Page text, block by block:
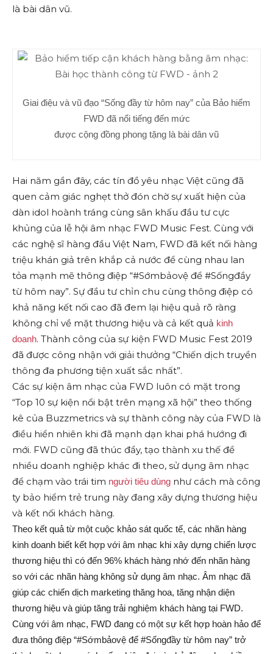
là bài dân vũ.
Giai điệu và vũ đạo “Sống đầy từ hôm nay” của Bảo hiểm
FWD đã nổi tiếng đến mức
được cộng đồng phong tặng là bài dân vũ
Hai năm gần đây, các tín đồ yêu nhạc Việt cũng đã
quen cảm giác nghẹt thở đón chờ sự xuất hiện của
dàn idol hoành tráng cùng sân khấu đầu tư cực
khủng của lễ hội âm nhạc FWD Music Fest. Cùng với
các nghệ sĩ hàng đầu Việt Nam, FWD đã kết nối hàng
triệu khán giả trên khắp cả nước để cùng nhau lan
tỏa mạnh mẽ thông điệp “#Sớmbảovệ để #Sốngđầy
từ hôm nay”. Sự đầu tư chỉn chu cùng thông điệp có
khả năng kết nối cao đã đem lại hiệu quả rõ ràng
không chỉ về mặt thương hiệu và cả kết quả kinh
doanh. Thành công của sự kiện FWD Music Fest 2019
đã được công nhận với giải thưởng “Chiến dịch truyền
thông đa phương tiện xuất sắc nhất”.
Các sự kiện âm nhạc của FWD luôn có mặt trong
“Top 10 sự kiện nổi bật trên mạng xã hội” theo thống
kê của Buzzmetrics và sự thành công này của FWD là
điều hiển nhiên khi đã mạnh dạn khai phá hướng đi
mới. FWD cũng đã thúc đẩy, tạo thành xu thế để
nhiều doanh nghiệp khác đi theo, sử dụng âm nhạc
để chạm vào trái tim người tiêu dùng như cách mà công
ty bảo hiểm trẻ trung này đang xây dựng thương hiệu
và kết nối khách hàng.
Theo kết quả từ một cuộc khảo sát quốc tế, các nhãn hàng
kinh doanh biết kết hợp với âm nhạc khi xây dựng chiến lược
thương hiệu thì có đến 96% khách hàng nhớ đến nhãn hàng
so với các nhãn hàng không sử dụng âm nhạc. Âm nhạc đã
giúp các chiến dịch marketing thăng hoa, tăng nhận diện
thương hiệu và giúp tăng trải nghiệm khách hàng tại FWD.
Cùng với âm nhạc, FWD đang có một sự kết hợp hoàn hảo để
đưa thông điệp “#Sớmbảovệ để #Sốngđầy từ hôm nay” trở